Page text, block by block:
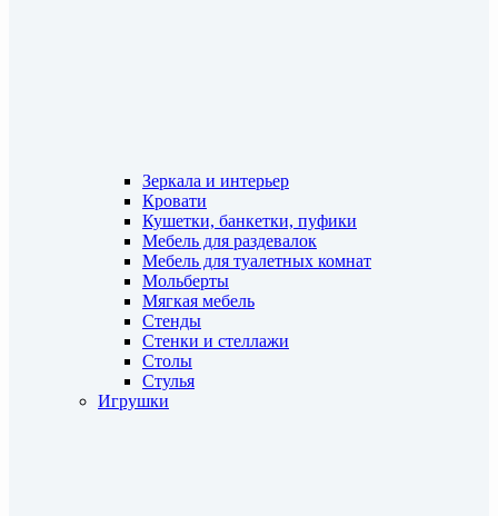
Зеркала и интерьер
Кровати
Кушетки, банкетки, пуфики
Мебель для раздевалок
Мебель для туалетных комнат
Мольберты
Мягкая мебель
Стенды
Стенки и стеллажи
Столы
Стулья
Игрушки